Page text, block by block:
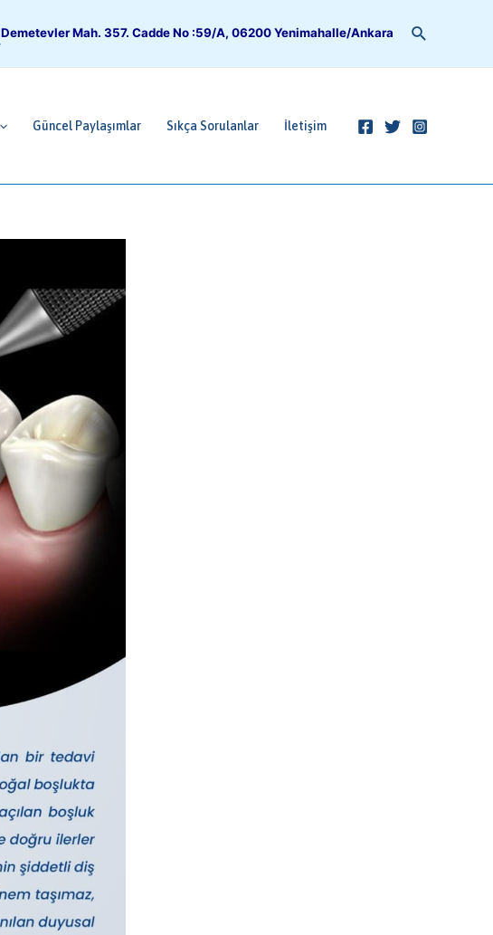
Demetevler Mah. 357. Cadde No :59/A, 06200 Yenimahalle/Ankara Arama
Güncel Paylaşımlar Sıkça Sorulanlar İletişim